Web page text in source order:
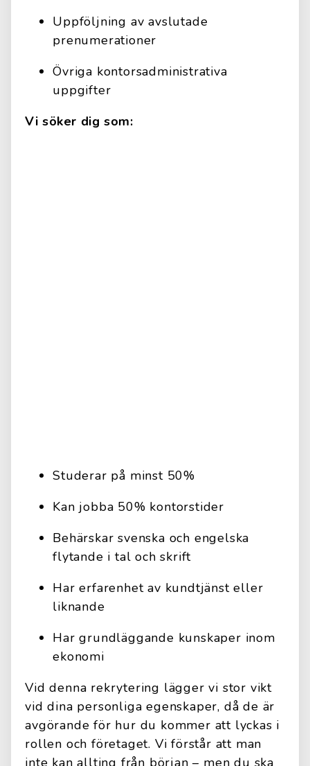
Uppföljning av avslutade
prenumerationer
Övriga kontorsadministrativa
uppgifter
Vi söker dig som:
Studerar på minst 50%
Kan jobba 50% kontorstider
Behärskar svenska och engelska
flytande i tal och skrift
Har erfarenhet av kundtjänst eller
liknande
Har grundläggande kunskaper inom
ekonomi
Vid denna rekrytering lägger vi stor vikt
vid dina personliga egenskaper, då de är
avgörande för hur du kommer att lyckas i
rollen och företaget. Vi förstår att man
inte kan allting från början – men du ska